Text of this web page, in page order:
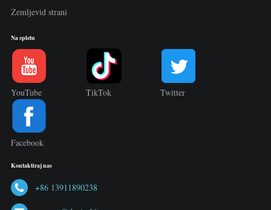
Zemljevid strani
Na spletu
YouTube TikTok Twitter
Facebook
Kontaktiraj nas
+86 13911890238